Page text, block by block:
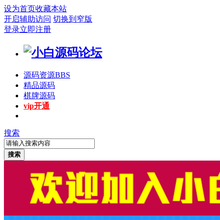
设为首页收藏本站
开启辅助访问 切换到窄版
登录立即注册
源码资源BBS
精品源码
棋牌源码
vip开通
搜索
搜索